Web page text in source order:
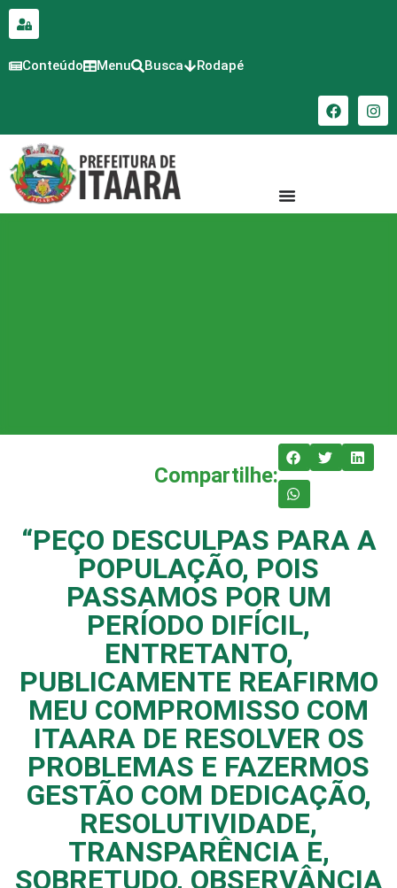
conteúdo
Conteúdo Menu Busca Rodapé
Compartilhe:
“PEÇO DESCULPAS PARA A
POPULAÇÃO, POIS
PASSAMOS POR UM
PERÍODO DIFÍCIL,
ENTRETANTO,
PUBLICAMENTE REAFIRMO
MEU COMPROMISSO COM
ITAARA DE RESOLVER OS
PROBLEMAS E FAZERMOS
GESTÃO COM DEDICAÇÃO,
RESOLUTIVIDADE,
TRANSPARÊNCIA E,
SOBRETUDO, OBSERVÂNCIA